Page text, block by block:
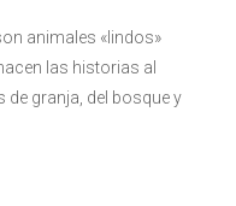
animales «lindos»
las historias al
granja, del bosque y